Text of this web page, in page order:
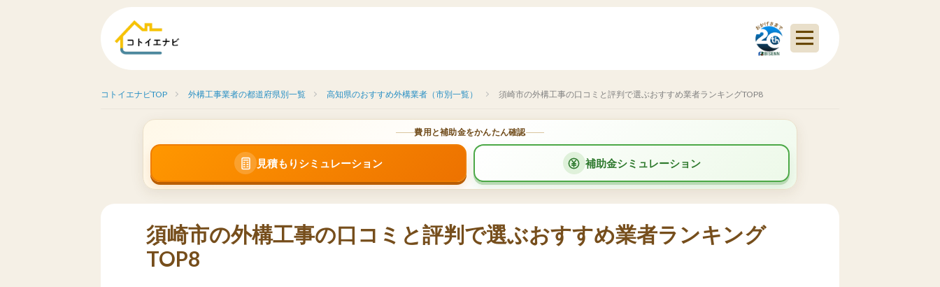
コトイエナビTOP 外構工事業者の都道府県別一覧 高知県のおすすめ外構業者（市別一覧） 須崎市の外構工事の口コミと評判で選ぶおすすめ業者ランキングTOP8
費用と補助金をかんたん確認
見積もりシミュレーション 補助金シミュレーション
須崎市の外構工事の口コミと評判で選ぶおすすめ業者ランキング
TOP8